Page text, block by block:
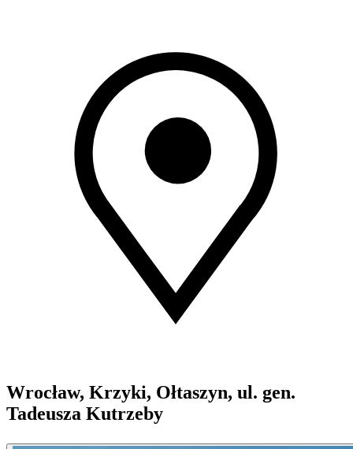
Wrocław, Krzyki, Ołtaszyn, ul. gen.
Tadeusza Kutrzeby